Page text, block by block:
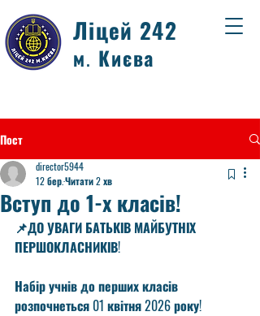
м. Києва
Ліцей 242
Пост
Вступ до 1-х класів!
director5944
12 бер. Читати 2 хв
📌ДО УВАГИ БАТЬКІВ МАЙБУТНІХ
ПЕРШОКЛАСНИКІВ!
Набір учнів до перших класів
розпочнеться 01 квітня 2026 року!